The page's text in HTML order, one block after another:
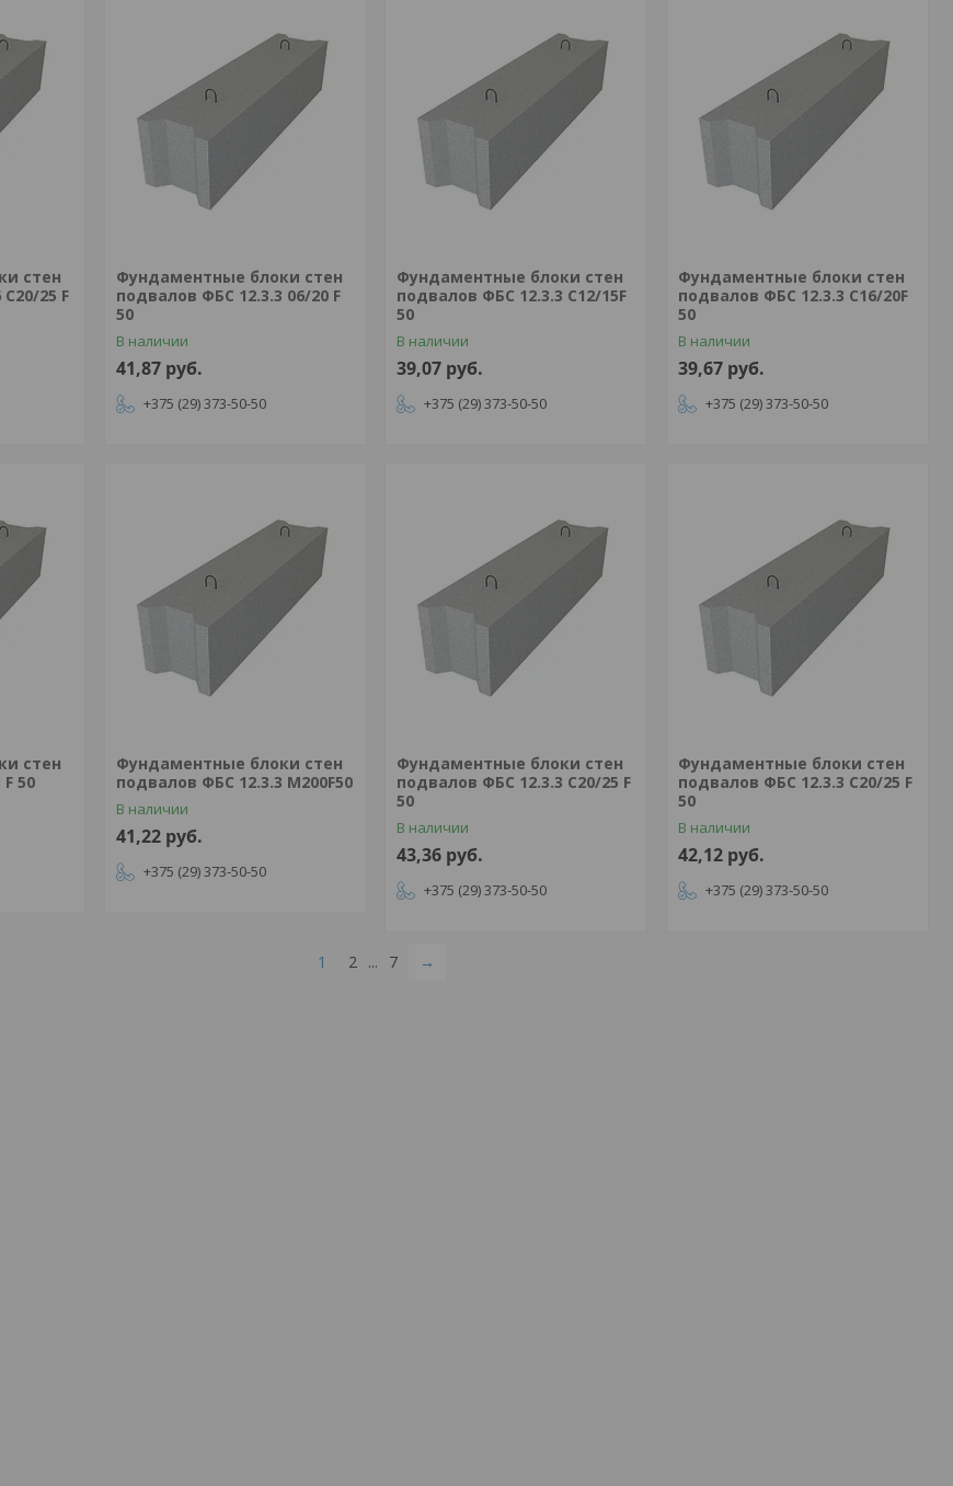
стен
25 F
Фундаментные блоки стен
подвалов ФБС 12.3.3 06/20 F
50
В наличии
41,87 руб.
+375 (29) 373-50-50
Фундаментные блоки стен
подвалов ФБС 12.3.3 C12/15F
50
В наличии
39,07 руб.
+375 (29) 373-50-50
Фундаментные блоки стен
подвалов ФБС 12.3.3 C16/20F
50
В наличии
39,67 руб.
+375 (29) 373-50-50
стен
50
Фундаментные блоки стен
подвалов ФБС 12.3.3 M200F50
В наличии
41,22 руб.
+375 (29) 373-50-50
Фундаментные блоки стен
подвалов ФБС 12.3.3 С20/25 F
50
В наличии
43,36 руб.
+375 (29) 373-50-50
Фундаментные блоки стен
подвалов ФБС 12.3.3 С20/25 F
50
В наличии
42,12 руб.
+375 (29) 373-50-50
1 2 ... 7 →